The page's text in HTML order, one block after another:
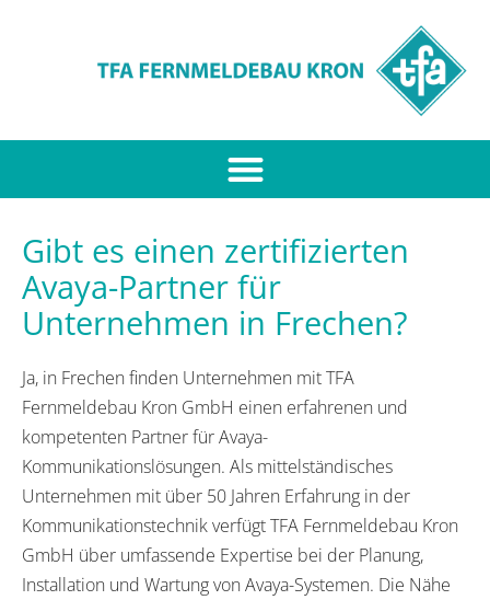
Gibt es einen zertifizierten
Avaya-Partner für
Unternehmen in Frechen?
Ja, in Frechen finden Unternehmen mit TFA
Fernmeldebau Kron GmbH einen erfahrenen und
kompetenten Partner für Avaya-
Kommunikationslösungen. Als mittelständisches
Unternehmen mit über 50 Jahren Erfahrung in der
Kommunikationstechnik verfügt TFA Fernmeldebau Kron
GmbH über umfassende Expertise bei der Planung,
Installation und Wartung von Avaya-Systemen. Die Nähe